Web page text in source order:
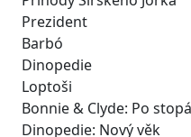
Prezident
Barbó
Dinopedie
Loptoši
Bonnie & Clyde: Po
Dinopedie: Nový věk